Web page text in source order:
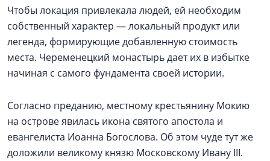
Чтобы локация привлекала людей, ей необходим
собственный характер — локальный продукт или
легенда, формирующие добавленную стоимость
места. Череменецкий монастырь дает их в избытке
начиная с самого фундамента своей истории.
Согласно преданию, местному крестьянину Мокию
на острове явилась икона святого апостола и
евангелиста Иоанна Богослова. Об этом чуде тут же
доложили великому князю Московскому Ивану III.